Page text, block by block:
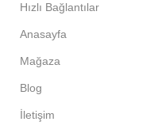
Hızlı Bağlantılar
Anasayfa
Mağaza
Blog
İletişim